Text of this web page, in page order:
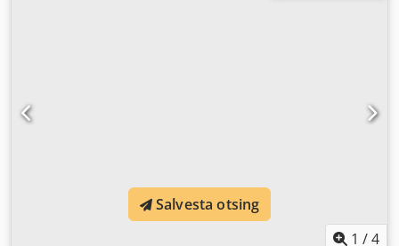
1 /4
Salvesta otsing